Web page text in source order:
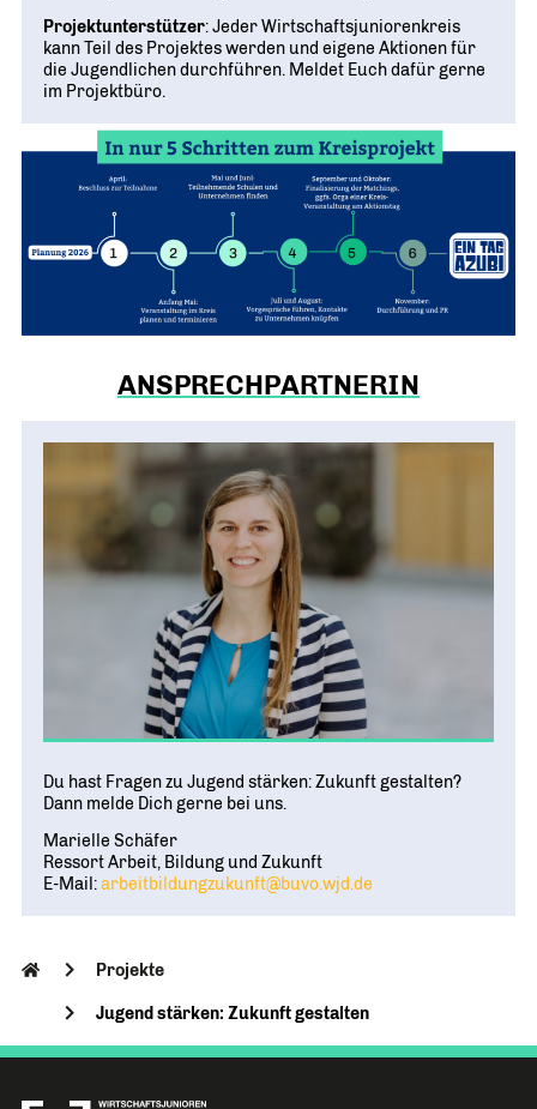
Projektunterstützer: Jeder Wirtschaftsjuniorenkreis
kann Teil des Projektes werden und eigene Aktionen für
die Jugendlichen durchführen. Meldet Euch dafür gerne
im Projektbüro.
ANSPRECHPARTNERIN
Du hast Fragen zu Jugend stärken: Zukunft gestalten?
Dann melde Dich gerne bei uns.
Marielle Schäfer
Ressort Arbeit, Bildung und Zukunft
E-Mail:arbeitbildungzukunft@buvo.wjd.de
Projekte
Jugend stärken: Zukunft gestalten